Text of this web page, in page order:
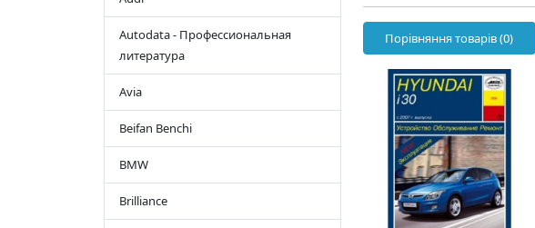
Autodata - Профессиональная
литература
Avia
Beifan Benchi
BMW
Brilliance
Порівняння товарів (0)